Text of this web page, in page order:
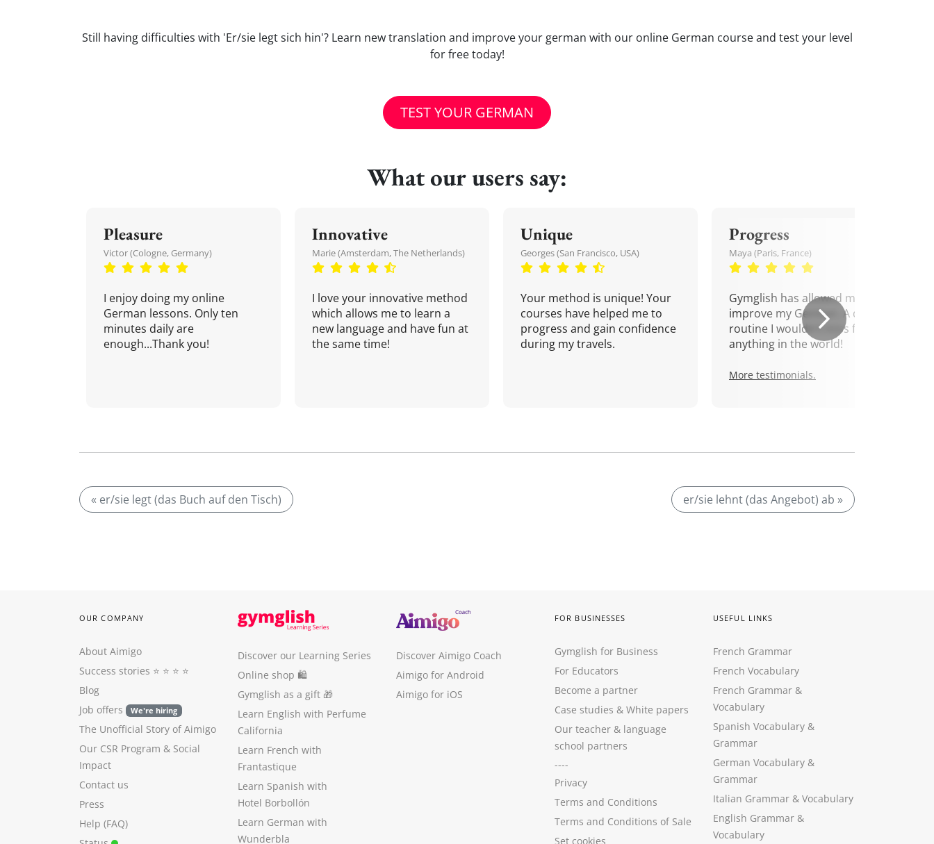
Still having difficulties with 'Er/sie legt sich hin'? Learn new translation and improve your german with our online German course and test your level
for free today!
TEST YOUR GERMAN
What our users say:
Pleasure
Victor (Cologne, Germany)
I enjoy doing my online
German lessons. Only ten
minutes daily are
enough...Thank you!
Innovative
Marie (Amsterdam, The Netherlands)
I love your innovative method
which allows me to learn a
new language and have fun at
the same time!
Unique
Georges (San Francisco, USA)
Your method is unique! Your
courses have helped me to
progress and gain confidence
during my travels.
Progress
Maya (Paris, France)
Gymglish has allowed me to
improve my German. A daily
routine I wouldn't miss for
anything in the world!
More testimonials.
« er/sie legt (das Buch auf den Tisch) er/sie lehnt (das Angebot) ab »
OUR COMPANY
About Aimigo
Success stories ⭐️ ⭐️ ⭐️ ⭐️
Blog
Job offers
We're hiring
The Unofficial Story of Aimigo
Our CSR Program & Social
Impact
Contact us
Press
Help (FAQ)
Discover our Learning Series
Online shop 🛍
Gymglish as a gift 🎁
Learn English with Perfume
California
Learn French with
Frantastique
Learn Spanish with
Hotel Borbollón
Learn German with
Wunderbla
Discover Aimigo Coach
Aimigo for Android
Aimigo for iOS
FOR BUSINESSES
Gymglish for Business
For Educators
Become a partner
Case studies & White papers
Our teacher & language
school partners
----
Privacy
Terms and Conditions
Terms and Conditions of Sale
Set cookies
USEFUL LINKS
French Grammar
French Vocabulary
French Grammar &
Vocabulary
Spanish Vocabulary &
Grammar
German Vocabulary &
Grammar
Italian Grammar & Vocabulary
English Grammar &
Vocabulary